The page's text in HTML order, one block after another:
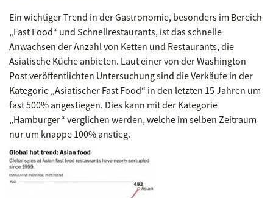
Ein wichtiger Trend in der Gastronomie, besonders im Bereich
„Fast Food“ und Schnellrestaurants, ist das schnelle
Anwachsen der Anzahl von Ketten und Restaurants, die
Asiatische Küche anbieten. Laut einer von der Washington
Post veröffentlichten Untersuchung sind die Verkäufe in der
Kategorie „Asiatischer Fast Food“ in den letzten 15 Jahren um
fast 500% angestiegen. Dies kann mit der Kategorie
„Hamburger“ verglichen werden, welche im selben Zeitraum
nur um knappe 100% anstieg.